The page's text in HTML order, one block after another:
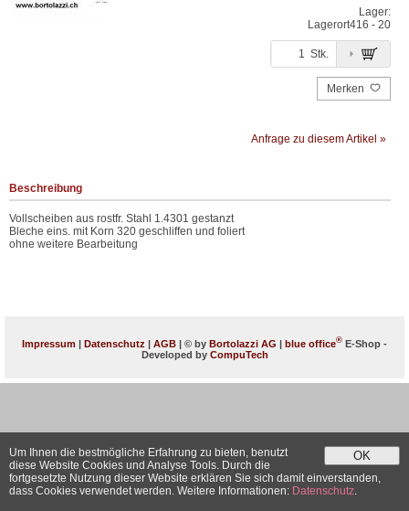
Lager:
Lagerort416 - 20
Stk.
Merken
Anfrage zu diesem Artikel »
Beschreibung
Vollscheiben aus rostfr. Stahl 1.4301 gestanzt
Bleche eins. mit Korn 320 geschliffen und foliert
ohne weitere Bearbeitung
Impressum | Datenschutz | AGB | © by Bortolazzi AG | blue office® E-Shop -
Developed by CompuTech
OK
Um Ihnen die bestmögliche Erfahrung zu bieten, benutzt
diese Website Cookies und Analyse Tools. Durch die
fortgesetzte Nutzung dieser Website erklären Sie sich damit einverstanden,
dass Cookies verwendet werden. Weitere Informationen: Datenschutz.